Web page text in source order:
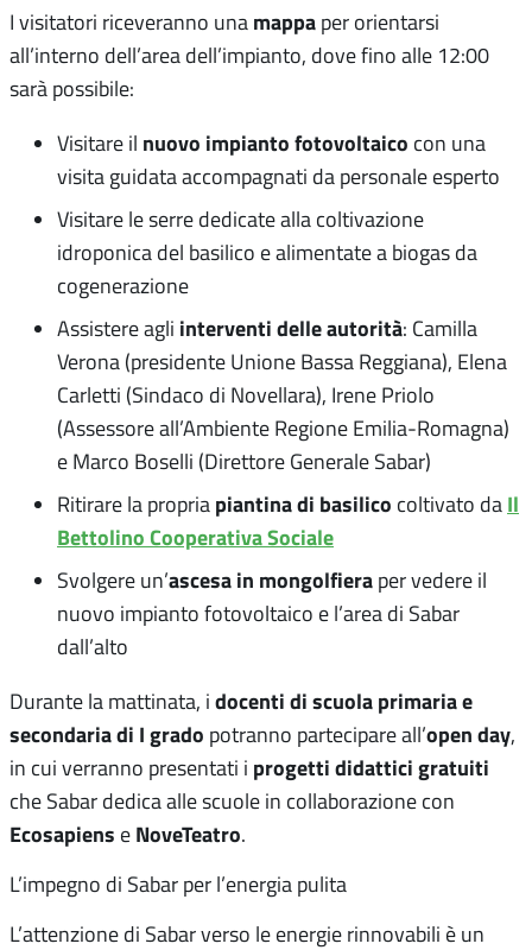
I visitatori riceveranno una mappa per orientarsi
all’interno dell’area dell’impianto, dove fino alle 12:00
sarà possibile:
Visitare il nuovo impianto fotovoltaico con una
visita guidata accompagnati da personale esperto
Visitare le serre dedicate alla coltivazione
idroponica del basilico e alimentate a biogas da
cogenerazione
Assistere agli interventi delle autorità: Camilla
Verona (presidente Unione Bassa Reggiana), Elena
Carletti (Sindaco di Novellara), Irene Priolo
(Assessore all’Ambiente Regione Emilia-Romagna)
e Marco Boselli (Direttore Generale Sabar)
Ritirare la propria piantina di basilico coltivato da Il
Bettolino Cooperativa Sociale
Svolgere un’ascesa in mongolfiera per vedere il
nuovo impianto fotovoltaico e l’area di Sabar
dall’alto
Durante la mattinata, i docenti di scuola primaria e
secondaria di I grado potranno partecipare all’open day,
in cui verranno presentati i progetti didattici gratuiti
che Sabar dedica alle scuole in collaborazione con
Ecosapiens e NoveTeatro.
L’impegno di Sabar per l’energia pulita
L’attenzione di Sabar verso le energie rinnovabili è un